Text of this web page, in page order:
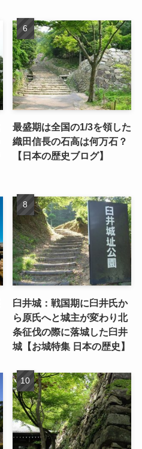
最盛期は全国の1/3を領した
織田信長の石高は何万石？
【日本の歴史ブログ】
臼井城：戦国期に臼井氏か
ら原氏へと城主が変わり北
条征伐の際に落城した臼井
城【お城特集 日本の歴史】